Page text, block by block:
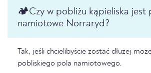
🏕️️Czy w pobliżu kąpieliska jest
namiotowe Norraryd?
Tak, jeśli chcielibyście zostać dłużej
pobliskiego pola namiotowego.